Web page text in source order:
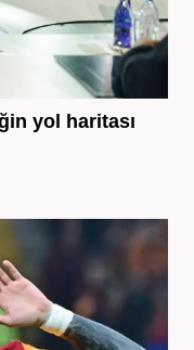
yol haritası